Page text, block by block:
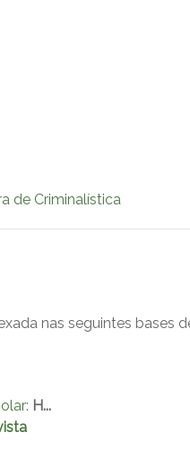
de Criminalística
nas seguintes bases
: H...